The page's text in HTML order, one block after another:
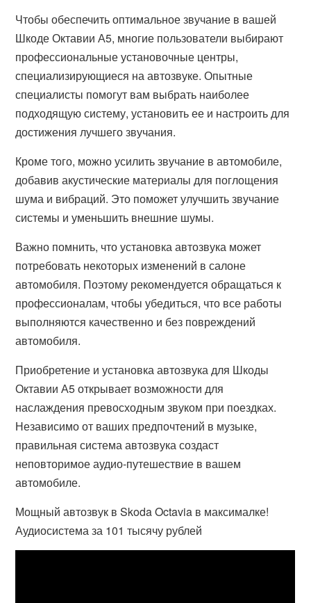
Чтобы обеспечить оптимальное звучание в вашей
Шкоде Октавии А5, многие пользователи выбирают
профессиональные установочные центры,
специализирующиеся на автозвуке. Опытные
специалисты помогут вам выбрать наиболее
подходящую систему, установить ее и настроить для
достижения лучшего звучания.
Кроме того, можно усилить звучание в автомобиле,
добавив акустические материалы для поглощения
шума и вибраций. Это поможет улучшить звучание
системы и уменьшить внешние шумы.
Важно помнить, что установка автозвука может
потребовать некоторых изменений в салоне
автомобиля. Поэтому рекомендуется обращаться к
профессионалам, чтобы убедиться, что все работы
выполняются качественно и без повреждений
автомобиля.
Приобретение и установка автозвука для Шкоды
Октавии А5 открывает возможности для
наслаждения превосходным звуком при поездках.
Независимо от ваших предпочтений в музыке,
правильная система автозвука создаст
неповторимое аудио-путешествие в вашем
автомобиле.
Мощный автозвук в Skoda Octavia в максималке!
Аудиосистема за 101 тысячу рублей